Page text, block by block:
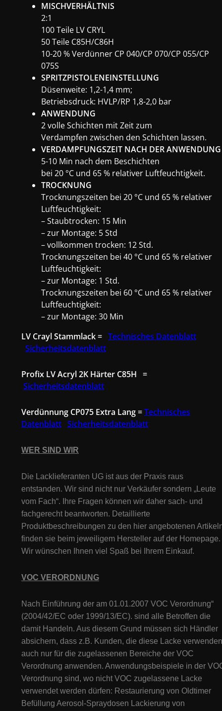
MISCHVERHÄLTNIS
2:1
100 Teile LV CRYL
50 Teile C85H/C86H
10-20 % Verdünner CP 040/CP 070/CP 055/CP
075S
SPRITZPISTOLENEINSTELLUNG
Düsenweite: 1,2-1,4 mm;
Betriebsdruck: HVLP/RP 1,8-2,0 bar
ANWENDUNG
2 volle Schichten mit Zeit zum
Verdampfen zwischen den Schichten lassen.
VERDAMPFUNGSZEIT NACH DER ANWENDUNG
5-10 Min nach dem Beschichten
bei 20 °C und 65 % relativer Luftfeuchtigkeit.
TROCKNUNG
Trocknungszeiten bei 20 °C und 65 % relativer
Luftfeuchtigkeit:
– Staubtrocken: 15 Min
– zur Montage: 5 Std
– vollkommen trocken: 12 Std.
Trocknungszeiten bei 40 °C und 65 % relativer
Luftfeuchtigkeit:
– zur Montage: 1 Std.
Trocknungszeiten bei 60 °C und 65 % relativer
Luftfeuchtigkeit:
– zur Montage: 30 Min
LV Crayl Stammlack = Technisches Datenblatt
Sicherheitsdatenblatt
Profix LV Acryl 2K Härter C85H =
Sicherheitsdatenblatt
Verdünnung CP075 Extra Lang =Technisches
Datenblatt Sicherheitsdatenblatt
WER SIND WIR
Die Lacklieferanten UG ist aus der Praxis raus
entstanden. Wir sind nicht nur Verkäufer sondern „Leute
vom Fach“. Ihre Fragen können wir daher sach- und
fachgerecht beantworten. Detaillierte
Produktbeschreibungen zu den hier angebotenen
finden sie beim jeweiligem Hersteller auf der Homepage.
Wir wünschen Ihnen viel Spaß bei Ihrem Einkauf.
VOC VERORDNUNG
Nach Einführung der am 01.01.2007 VOC Verordnung“
(2004/42/EC oder 1999/13/EC). sind alle Betroffen die
damit Handeln. Aus diesem Grund müssen sich Händler
absichern, dass z.B. Kunden, die diese Lacke
auch nur für die zugelassenen Bereiche der VOC
Verordnung anwenden. Anwendungsbeispiele in der
Verordnung sind, wo nicht VOC zugelassene Lacke
verwendet werden dürfen: Restaurierung von Oldtimer
Befüllung Aerosol-Spraydosen Lackierung von